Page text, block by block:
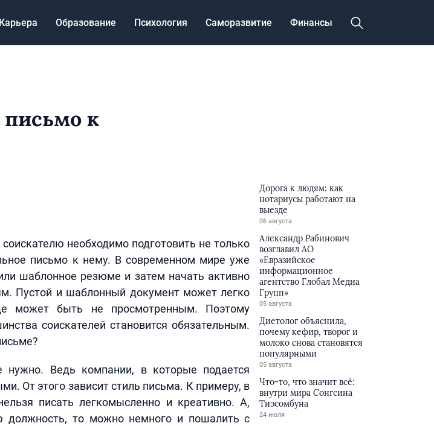
Карьера Образование Психология Саморазвитие Финансы
письмо к
необходимо подготовить не только
письмо к нему. В современном мире уже
шаблонное резюме и затем начать активно
Пустой и шаблонный документ может легко
может быть не просмотренным. Поэтому
соискателей становится обязательным.
Ведь компании, в которые подается
От этого зависит стиль письма. К примеру, в
писать легкомысленно и креативно. А,
должность, то можно немного и пошалить с
Дорога к людям: как
нотариусы работают на
выезде
06 августа
Александр Рабинович
возглавил АО
«Евразийское
информационное
агентство Глобал Медиа
Групп»
05 августа
Диетолог объяснила,
почему кефир, творог и
молоко снова становятся
популярными
05 августа
Что-то, что значит всё:
внутри мира Сонгсина
Тиэсомбуна
24 июля